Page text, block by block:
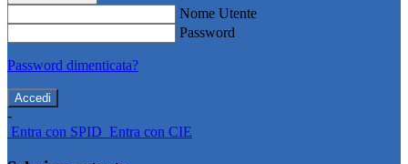
Nome Utente
Password
Password dimenticata?
-
Entra con SPID Entra con CIE